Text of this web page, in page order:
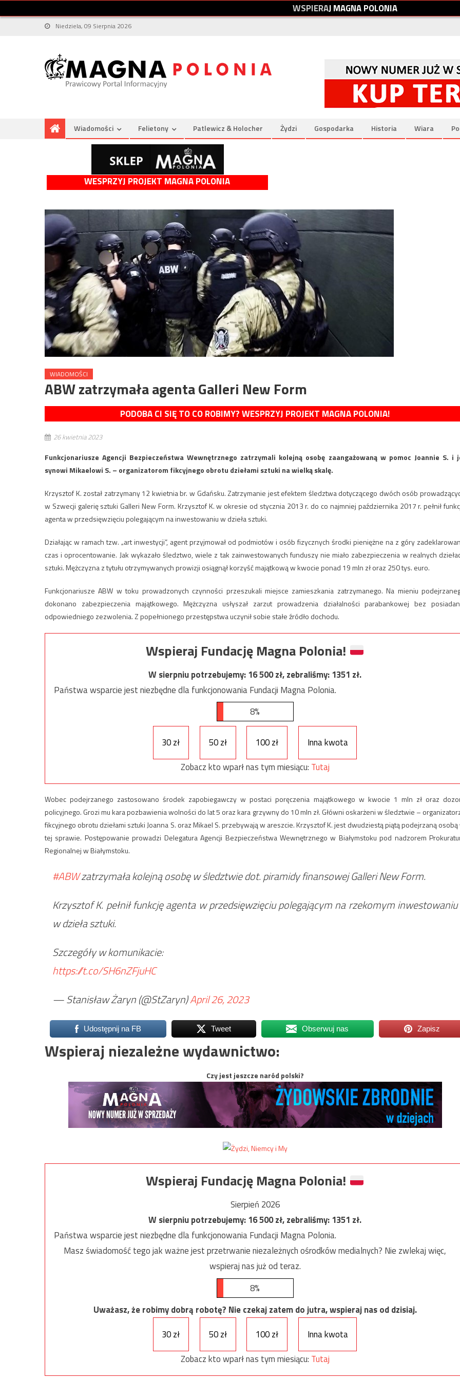
WSPIERAJMAGNAPOLONIA
Niedziela, 09 Sierpnia 2026
Wiadomości Felietony Patlewicz & Holocher Żydzi Gospodarka Historia Wiara
WESPRZYJ PROJEKT MAGNA POLONIA
WIADOMOŚCI
ABW zatrzymała agenta Galleri New Form
PODOBA CI SIĘ TO CO ROBIMY? WESPRZYJ PROJEKT MAGNA POLONIA!
26 kwietnia 2023
Funkcjonariusze Agencji Bezpieczeństwa Wewnętrznego zatrzymali kolejną osobę zaangażowaną w pomoc Joannie S. i
synowi Mikaelowi S. – organizatorom fikcyjnego obrotu dziełami sztuki na wielką skalę.
Krzysztof K. został zatrzymany 12 kwietnia br. w Gdańsku. Zatrzymanie jest efektem śledztwa dotyczącego dwóch osób
w Szwecji galerię sztuki Galleri New Form. Krzysztof K. w okresie od stycznia 2013 r. do co najmniej października 2017 r. pełnił
agenta w przedsięwzięciu polegającym na inwestowaniu w dzieła sztuki.
Działając w ramach tzw. „art inwestycji”, agent przyjmował od podmiotów i osób fizycznych środki pieniężne na z góry
czas i oprocentowanie. Jak wykazało śledztwo, wiele z tak zainwestowanych funduszy nie miało zabezpieczenia w realnych
sztuki. Mężczyzna z tytułu otrzymywanych prowizji osiągnął korzyść majątkową w kwocie ponad 19 mln zł oraz 250 tys. euro.
Funkcjonariusze ABW w toku prowadzonych czynności przeszukali miejsce zamieszkania zatrzymanego. Na mieniu
dokonano zabezpieczenia majątkowego. Mężczyzna usłyszał zarzut prowadzenia działalności parabankowej bez
odpowiedniego zezwolenia. Z popełnionego przestępstwa uczynił sobie stałe źródło dochodu.
Wspieraj Fundację Magna Polonia!
W sierpniu potrzebujemy:16 500zł, zebraliśmy:1351 zł.
Państwa wsparcie jest niezbędne dla funkcjonowania Fundacji Magna Polonia.
8%
30 zł 50 zł 100 zł
Inna kwota
Zobacz kto wparł nas tym miesiącu: Tutaj
Wobec podejrzanego zastosowano środek zapobiegawczy w postaci poręczenia majątkowego w kwocie 1 mln zł oraz
policyjnego. Grozi mu kara pozbawienia wolności do lat 5 oraz kara grzywny do 10 mln zł. Główni oskarżeni w śledztwie –
fikcyjnego obrotu dziełami sztuki Joanna S. oraz Mikael S. przebywają w areszcie. Krzysztof K. jest dwudziestą piątą podejrzaną osobą
tej sprawie. Postępowanie prowadzi Delegatura Agencji Bezpieczeństwa Wewnętrznego w Białymstoku pod nadzorem
Regionalnej w Białymstoku.
#ABWzatrzymała kolejną osobę w śledztwie dot. piramidy finansowej Galleri New Form.
Krzysztof K. pełnił funkcję agenta w przedsięwzięciu polegającym na rzekomym inwestowaniu
w dzieła sztuki.
Szczegóły w komunikacie:
https://t.co/SH6nZFjuHC
— Stanisław Żaryn (@StZaryn)April 26, 2023
Udostępnij na FB Tweet Obserwuj nas Zapisz
Wspieraj niezależne wydawnictwo:
Czy jest jeszcze naród polski?
Wspieraj Fundację Magna Polonia!
Sierpień 2026
W sierpniu potrzebujemy:16 500zł, zebraliśmy:1351 zł.
Państwa wsparcie jest niezbędne dla funkcjonowania Fundacji Magna Polonia.
Masz świadomość tego jak ważne jest przetrwanie niezależnych ośrodków medialnych? Nie zwlekaj więc,
wspieraj nas już od teraz.
8%
Uważasz, że robimy dobrą robotę? Nie czekaj zatem do jutra, wspieraj nas od dzisiaj.
30 zł
50 zł 100 zł
Inna kwota
Zobacz kto wparł nas tym miesiącu: Tutaj